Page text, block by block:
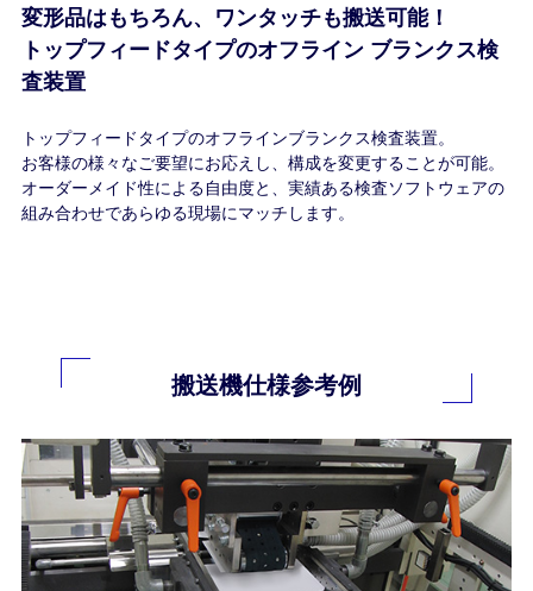
変形品はもちろん、ワンタッチも搬送可能！
トップフィードタイプのオフライン ブランクス検
査装置
トップフィードタイプのオフラインブランクス検査装置。
お客様の様々なご要望にお応えし、構成を変更することが可能。
オーダーメイド性による自由度と、実績ある検査ソフトウェアの
組み合わせであらゆる現場にマッチします。
搬送機仕様参考例